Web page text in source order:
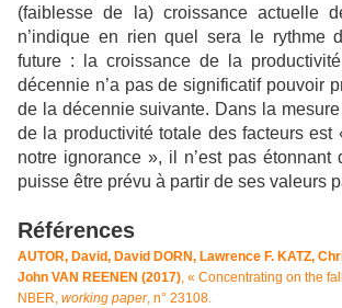
(faiblesse de la) croissance actuelle
n’indique en rien quel sera le rythme
future : la croissance de la
décennie n’a pas de significatif pouvoir
de la décennie suivante. Dans la
de la productivité totale des facteurs est
notre ignorance », il n’est pas étonnant
puisse être prévu à partir de ses valeurs
Références
AUTOR, David, David DORN, Lawrence F. KATZ,
John VAN REENEN (2017), « Concentrating on the
NBER, working paper, n° 23108.